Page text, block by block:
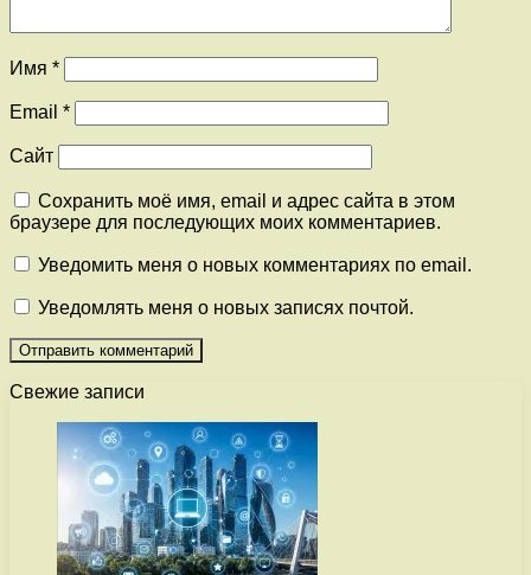
Имя *
Email *
Сайт
Сохранить моё имя, email и адрес сайта в этом
браузере для последующих моих комментариев.
Уведомить меня о новых комментариях по email.
Уведомлять меня о новых записях почтой.
Свежие записи